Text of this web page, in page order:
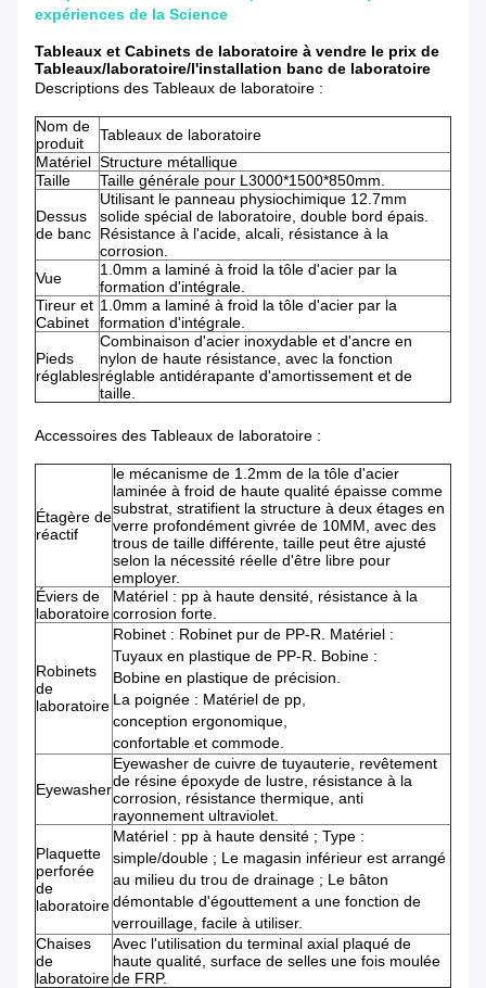
expériences de la Science
Tableaux et Cabinets de laboratoire à vendre le prix de
Tableaux/laboratoire/l'installation banc de laboratoire
Descriptions des Tableaux de laboratoire :
Nom de
produit
Tableaux de laboratoire
Matériel Structure métallique
Taille
Taille générale pour L3000*1500*850mm.
Dessus
de banc
Utilisant le panneau physiochimique 12.7mm
solide spécial de laboratoire, double bord épais.
Résistance à l'acide, alcali, résistance à la
corrosion.
Vue
1.0mm a laminé à froid la tôle d'acier par la
formation d'intégrale.
Tireur et
Cabinet
1.0mm a laminé à froid la tôle d'acier par la
formation d'intégrale.
Pieds
réglables
Combinaison d'acier inoxydable et d'ancre en
nylon de haute résistance, avec la fonction
réglable antidérapante d'amortissement et de
taille.
Accessoires des Tableaux de laboratoire :
Étagère de
réactif
le mécanisme de 1.2mm de la tôle d'acier
laminée à froid de haute qualité épaisse comme
substrat, stratifient la structure à deux étages en
verre profondément givrée de 10MM, avec des
trous de taille différente, taille peut être ajusté
selon la nécessité réelle d'être libre pour
employer.
Éviers de
laboratoire
Matériel : pp à haute densité, résistance à la
corrosion forte.
Robinets
de
laboratoire
Robinet : Robinet pur de PP-R. Matériel :
Tuyaux en plastique de PP-R. Bobine :
Bobine en plastique de précision.
La poignée : Matériel de pp,
conception ergonomique,
confortable et commode.
Eyewasher
Eyewasher de cuivre de tuyauterie, revêtement
de résine époxyde de lustre, résistance à la
corrosion, résistance thermique, anti
rayonnement ultraviolet.
Plaquette
perforée
de
laboratoire
Matériel : pp à haute densité ; Type :
simple/double ; Le magasin inférieur est arrangé
au milieu du trou de drainage ; Le bâton
démontable d'égouttement a une fonction de
verrouillage, facile à utiliser.
Chaises
de
laboratoire
Avec l'utilisation du terminal axial plaqué de
haute qualité, surface de selles une fois moulée
de FRP.